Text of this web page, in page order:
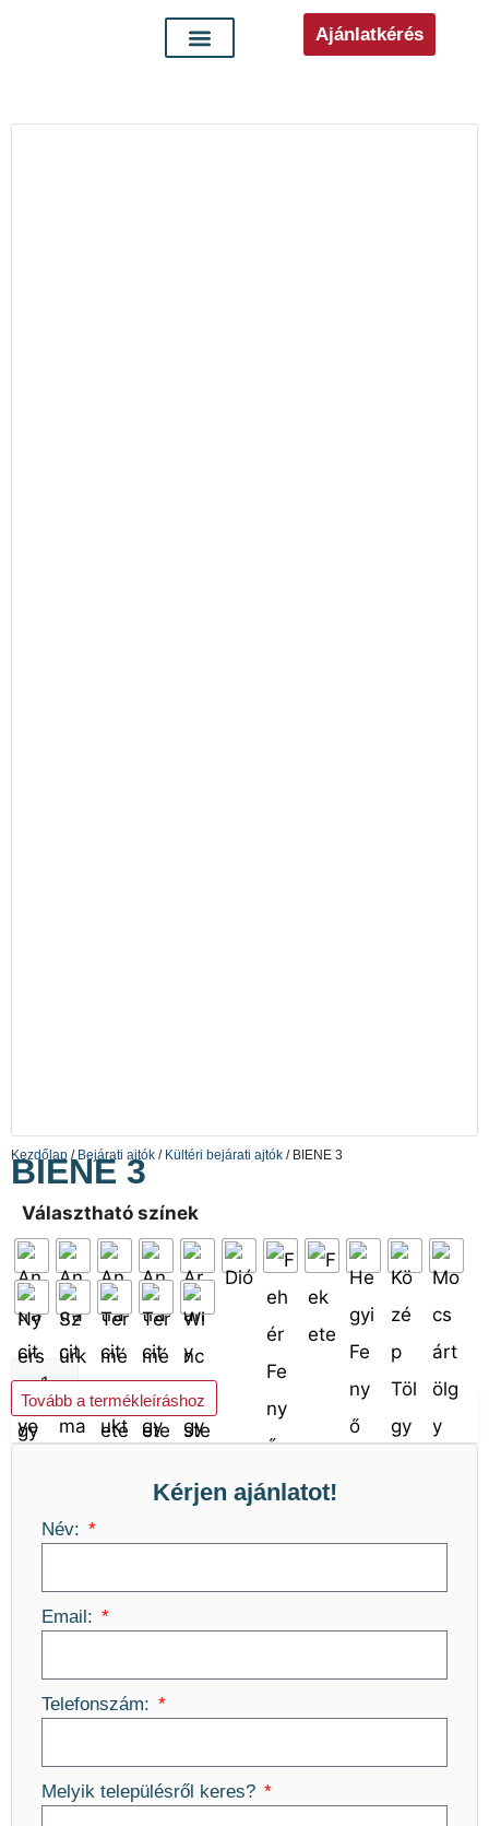
Ajánlatkérés
Kezdőlap / Bejárati ajtók / Kültéri bejárati ajtók / BIENE 3
BIENE 3
Választható színek
Kosárba teszem
Tovább a termékleíráshoz
Kérjen ajánlatot!
Név:
Email:
Telefonszám:
Melyik településről keres?